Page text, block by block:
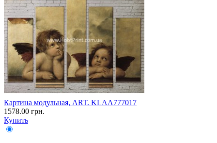
Картина модульная, ART. KLAA777017
1578.00 грн.
Купить